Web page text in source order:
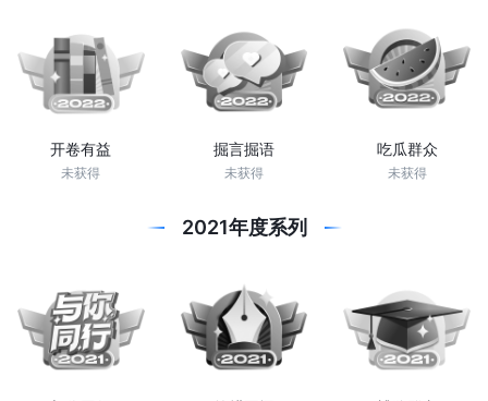
开卷有益
未获得
掘言掘语
未获得
吃瓜群众
未获得
2021年度系列